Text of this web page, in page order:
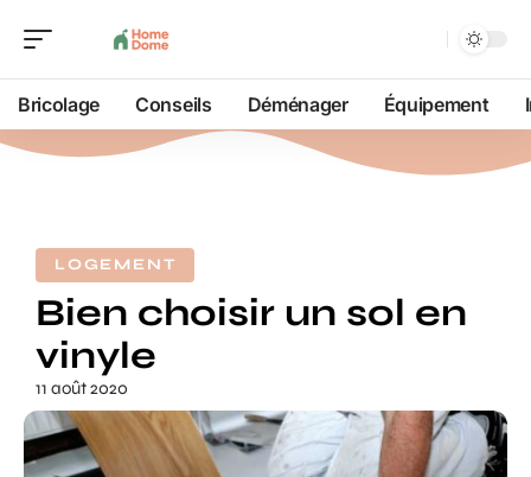
Bricolage Conseils Déménager Équipement
LOGEMENT
Bien choisir un sol en
vinyle
11 août 2020